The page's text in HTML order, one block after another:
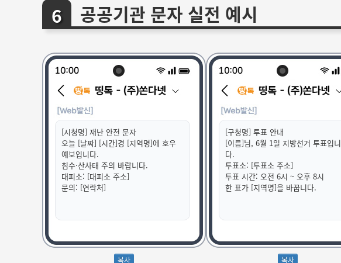
공공기관 문자 실전 예시
[시청명] 재난 안전 문자
오늘 [날짜] [시간]경 [지역명]에 호우
예보입니다.
침수·산사태 주의 바랍니다.
대피소: [대피소 주소]
문의: [연락처]
[구청명] 투표 안내
[이름]님, 6월 1일 지방선거 투표입니
다.
투표소: [투표소 주소]
투표 시간: 오전 6시 ~ 오후 8시
한 표가 [지역명]을 바꿉니다.